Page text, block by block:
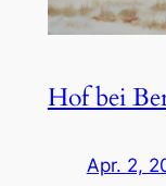
Hof bei
Apr. 2,